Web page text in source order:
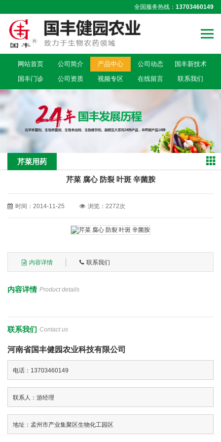
全国服务热线： 13703460149
网站首页 公司简介 产品中心 公司动态
国丰新技术
国丰门诊
公司资质 视频专区 在线留言 联系我们
芹菜用药
芹菜 腐心 防裂 叶斑 辛菌胺
时间：2014-11-25 浏览：2272次
内容详情 联系我们
内容详情 Product details
联系我们 Contact us
河南省国丰健园农业科技有限公司
电话：13703460149
联系人：游经理
地址：孟州市产业集聚区生物化工园区